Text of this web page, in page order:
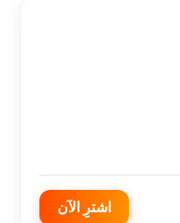
اشترِ الآن